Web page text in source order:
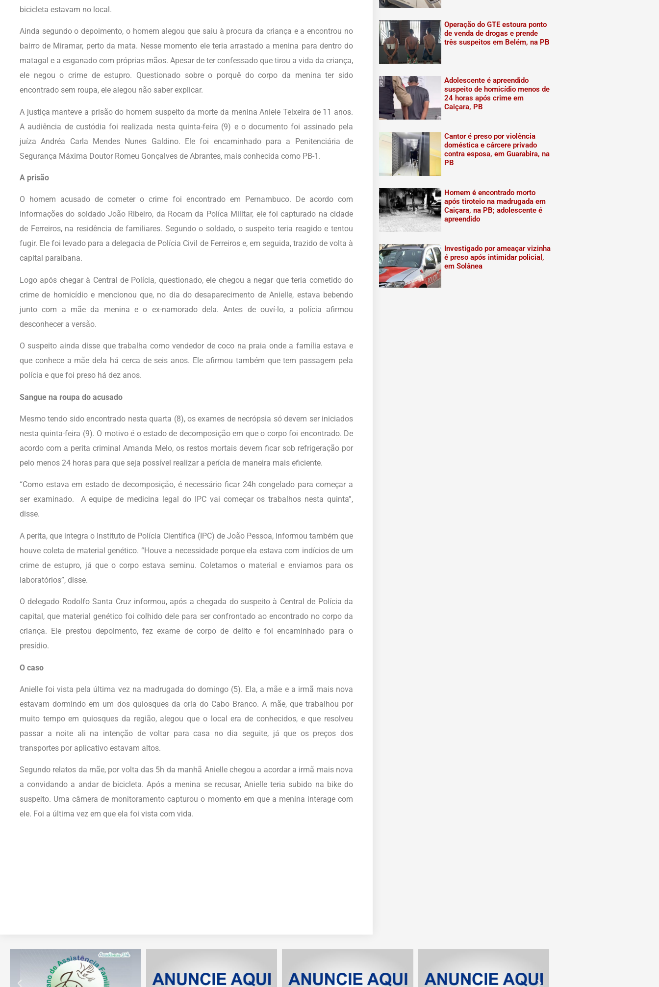
bicicleta estavam no local.
Ainda segundo o depoimento, o homem alegou que saiu à procura da criança e a encontrou no
bairro de Miramar, perto da mata. Nesse momento ele teria arrastado a menina para dentro do
matagal e a esganado com próprias mãos. Apesar de ter confessado que tirou a vida da criança,
ele negou o crime de estupro. Questionado sobre o porquê do corpo da menina ter sido
encontrado sem roupa, ele alegou não saber explicar.
A justiça manteve a prisão do homem suspeito da morte da menina Aniele Teixeira de 11 anos.
A audiência de custódia foi realizada nesta quinta-feira (9) e o documento foi assinado pela
juíza Andréa Carla Mendes Nunes Galdino. Ele foi encaminhado para a Penitenciária de
Segurança Máxima Doutor Romeu Gonçalves de Abrantes, mais conhecida como PB-1.
A prisão
O homem acusado de cometer o crime foi encontrado em Pernambuco. De acordo com
informações do soldado João Ribeiro, da Rocam da Políca Militar, ele foi capturado na cidade
de Ferreiros, na residência de familiares. Segundo o soldado, o suspeito teria reagido e tentou
fugir. Ele foi levado para a delegacia de Polícia Civil de Ferreiros e, em seguida, trazido de volta à
capital paraibana.
Logo após chegar à Central de Polícia, questionado, ele chegou a negar que teria cometido do
crime de homicídio e mencionou que, no dia do desaparecimento de Anielle, estava bebendo
junto com a mãe da menina e o ex-namorado dela. Antes de ouví-lo, a polícia afirmou
desconhecer a versão.
O suspeito ainda disse que trabalha como vendedor de coco na praia onde a família estava e
que conhece a mãe dela há cerca de seis anos. Ele afirmou também que tem passagem pela
polícia e que foi preso há dez anos.
Sangue na roupa do acusado
Mesmo tendo sido encontrado nesta quarta (8), os exames de necrópsia só devem ser iniciados
nesta quinta-feira (9). O motivo é o estado de decomposição em que o corpo foi encontrado. De
acordo com a perita criminal Amanda Melo, os restos mortais devem ficar sob refrigeração por
pelo menos 24 horas para que seja possível realizar a perícia de maneira mais eficiente.
“Como estava em estado de decomposição, é necessário ficar 24h congelado para começar a
ser examinado. A equipe de medicina legal do IPC vai começar os trabalhos nesta quinta”,
disse.
A perita, que integra o Instituto de Polícia Científica (IPC) de João Pessoa, informou também que
houve coleta de material genético. “Houve a necessidade porque ela estava com indícios de um
crime de estupro, já que o corpo estava seminu. Coletamos o material e enviamos para os
laboratórios”, disse.
O delegado Rodolfo Santa Cruz informou, após a chegada do suspeito à Central de Polícia da
capital, que material genético foi colhido dele para ser confrontado ao encontrado no corpo da
criança. Ele prestou depoimento, fez exame de corpo de delito e foi encaminhado para o
presídio.
O caso
Anielle foi vista pela última vez na madrugada do domingo (5). Ela, a mãe e a irmã mais nova
estavam dormindo em um dos quiosques da orla do Cabo Branco. A mãe, que trabalhou por
muito tempo em quiosques da região, alegou que o local era de conhecidos, e que resolveu
passar a noite ali na intenção de voltar para casa no dia seguite, já que os preços dos
transportes por aplicativo estavam altos.
Segundo relatos da mãe, por volta das 5h da manhã Anielle chegou a acordar a irmã mais nova
a convidando a andar de bicicleta. Após a menina se recusar, Anielle teria subido na bike do
suspeito. Uma câmera de monitoramento capturou o momento em que a menina interage com
ele. Foi a última vez em que ela foi vista com vida.
Operação do GTE estoura ponto
de venda de drogas e prende
três suspeitos em Belém, na PB
Adolescente é apreendido
suspeito de homicídio menos de
24 horas após crime em
Caiçara, PB
Cantor é preso por violência
doméstica e cárcere privado
contra esposa, em Guarabira, na
PB
Homem é encontrado morto
após tiroteio na madrugada em
Caiçara, na PB; adolescente é
apreendido
Investigado por ameaçar vizinha
é preso após intimidar policial,
em Solânea